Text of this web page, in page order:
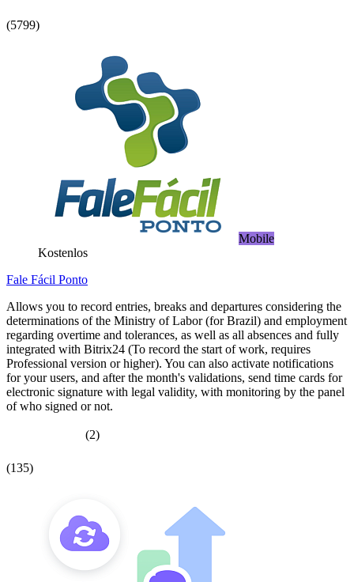
(5799)
Mobile
Kostenlos
Fale Fácil Ponto
Allows you to record entries, breaks and departures considering the
determinations of the Ministry of Labor (for Brazil) and employment
regarding overtime and tolerances, as well as all absences and fully
integrated with Bitrix24 (To record the start of work, requires
Professional version or higher). You can also activate notifications
for your users, and after the month's validations, send time cards for
electronic signature with legal validity, with monitoring by the panel
of who signed or not.
(2)
(135)